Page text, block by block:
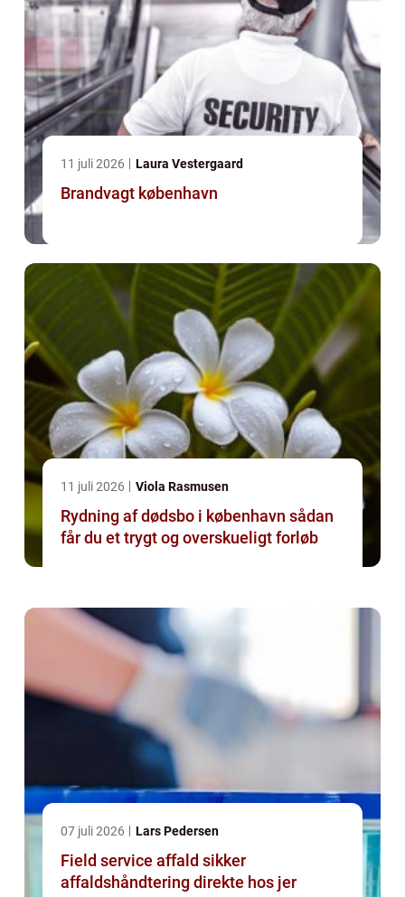
11 juli 2026 Laura Vestergaard
Brandvagt københavn
11 juli 2026 Viola Rasmusen
Rydning af dødsbo i københavn sådan
får du et trygt og overskueligt forløb
07 juli 2026 Lars Pedersen
Field service affald sikker
affaldshåndtering direkte hos jer